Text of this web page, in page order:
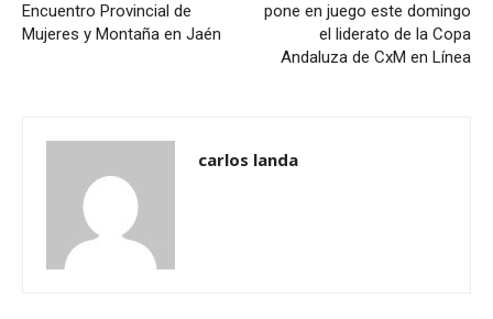
Encuentro Provincial de
Mujeres y Montaña en Jaén
pone en juego este domingo
el liderato de la Copa
Andaluza de CxM en Línea
carlos landa